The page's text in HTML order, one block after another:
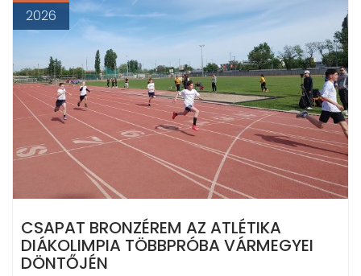
2026
CSAPAT BRONZÉREM AZ ATLÉTIKA
DIÁKOLIMPIA TÖBBPRÓBA VÁRMEGYEI
DÖNTŐJÉN